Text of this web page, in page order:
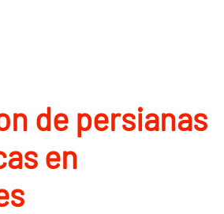
de persianas
en